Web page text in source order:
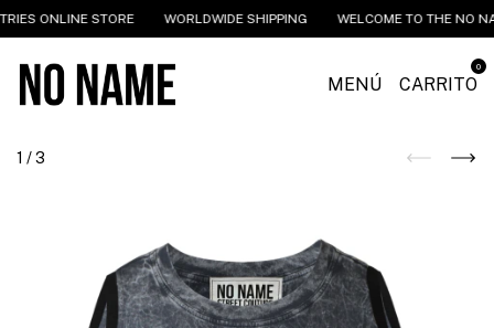
STORE WORLDWIDE SHIPPING WELCOME TO THE NO NAME
MENÚ CARRITO
0
1 /3